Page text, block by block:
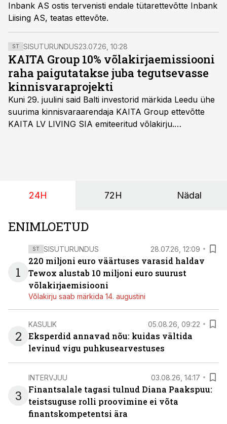
Inbank AS ostis tervenisti endale tütarettevõtte Inbank
Liising AS, teatas ettevõte.
ST SISUTURUNDUS23.07.26, 10:28
KAITA Group 10% võlakirjaemissiooni
raha paigutatakse juba tegutsevasse
kinnisvaraprojekti
Kuni 29. juulini said Balti investorid märkida Leedu ühe
suurima kinnisvaraarendaja KAITA Group ettevõtte
KAITA LV LIVING SIA emiteeritud võlakirju.
24H 72H Nädal
ENIMLOETUD
1
ST SISUTURUNDUS 28.07.26, 12:09
220 miljoni euro väärtuses varasid haldav
Tewox alustab 10 miljoni euro suurust
võlakirjaemisiooni
Võlakirju saab märkida 14. augustini
2
KASULIK 05.08.26, 09:22
Eksperdid annavad nõu: kuidas vältida
levinud vigu puhkusearvestuses
3
INTERVJUU 03.08.26, 14:17
Finantsalale tagasi tulnud Diana Paakspuu:
teistsuguse rolli proovimine ei võta
finantskompetentsi ära